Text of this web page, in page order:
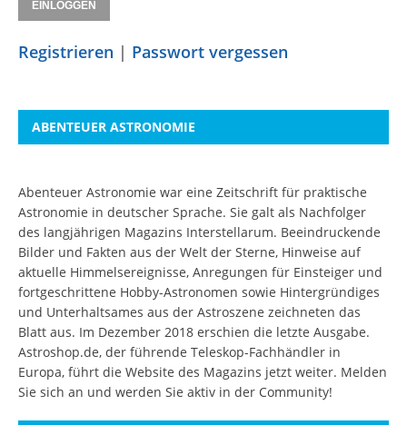
Registrieren | Passwort vergessen
ABENTEUER ASTRONOMIE
Abenteuer Astronomie war eine Zeitschrift für praktische
Astronomie in deutscher Sprache. Sie galt als Nachfolger
des langjährigen Magazins Interstellarum. Beeindruckende
Bilder und Fakten aus der Welt der Sterne, Hinweise auf
aktuelle Himmelsereignisse, Anregungen für Einsteiger und
fortgeschrittene Hobby-Astronomen sowie Hintergründiges
und Unterhaltsames aus der Astroszene zeichneten das
Blatt aus. Im Dezember 2018 erschien die letzte Ausgabe.
Astroshop.de, der führende Teleskop-Fachhändler in
Europa, führt die Website des Magazins jetzt weiter. Melden
Sie sich an und werden Sie aktiv in der Community!